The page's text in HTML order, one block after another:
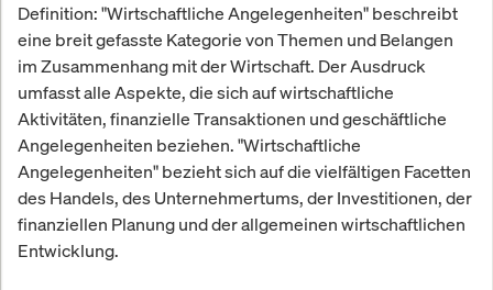
Definition: "Wirtschaftliche Angelegenheiten" beschreibt
eine breit gefasste Kategorie von Themen und Belangen
im Zusammenhang mit der Wirtschaft. Der Ausdruck
umfasst alle Aspekte, die sich auf wirtschaftliche
Aktivitäten, finanzielle Transaktionen und geschäftliche
Angelegenheiten beziehen. "Wirtschaftliche
Angelegenheiten" bezieht sich auf die vielfältigen Facetten
des Handels, des Unternehmertums, der Investitionen, der
finanziellen Planung und der allgemeinen wirtschaftlichen
Entwicklung.